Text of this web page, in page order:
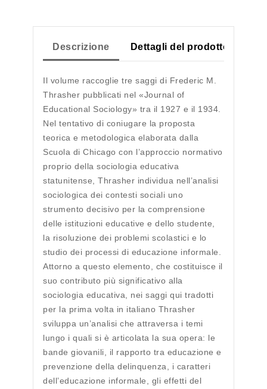
Descrizione Dettagli del prodotto
Il volume raccoglie tre saggi di Frederic M.
Thrasher pubblicati nel «Journal of
Educational Sociology» tra il 1927 e il 1934.
Nel tentativo di coniugare la proposta
teorica e metodologica elaborata dalla
Scuola di Chicago con l’approccio normativo
proprio della sociologia educativa
statunitense, Thrasher individua nell’analisi
sociologica dei contesti sociali uno
strumento decisivo per la comprensione
delle istituzioni educative e dello studente,
la risoluzione dei problemi scolastici e lo
studio dei processi di educazione informale.
Attorno a questo elemento, che costituisce il
suo contributo più significativo alla
sociologia educativa, nei saggi qui tradotti
per la prima volta in italiano Thrasher
sviluppa un’analisi che attraversa i temi
lungo i quali si è articolata la sua opera: le
bande giovanili, il rapporto tra educazione e
prevenzione della delinquenza, i caratteri
dell’educazione informale, gli effetti del